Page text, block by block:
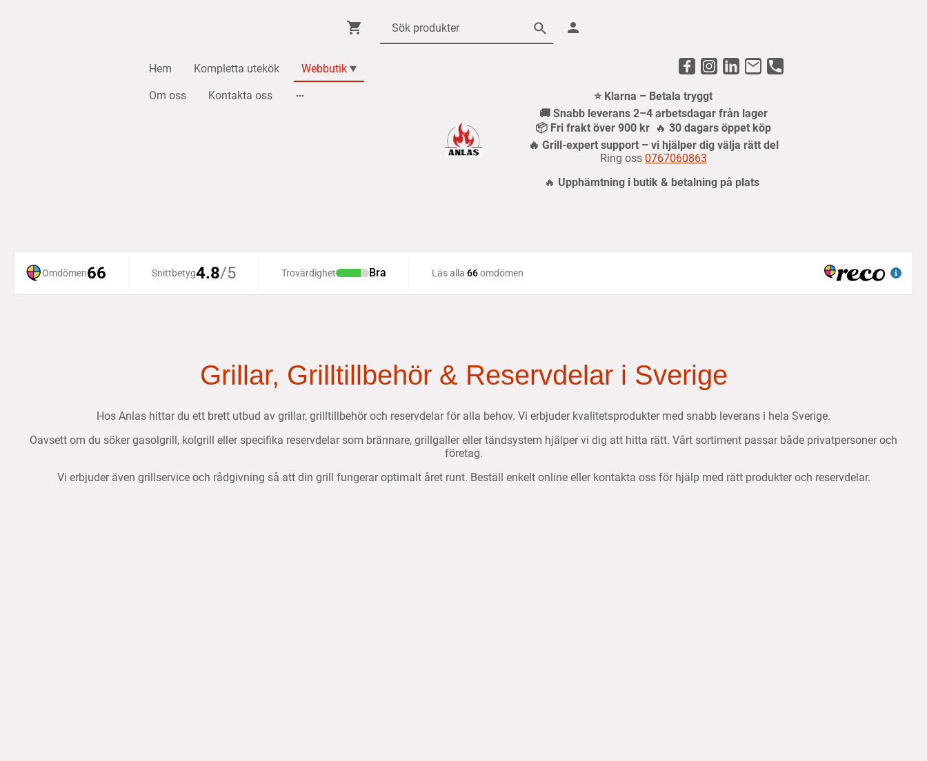
Hem Kompletta utekök Webbutik
Om oss Kontakta oss
⭐ Klarna – Betala tryggt
🚚 Snabb leverans 2–4 arbetsdagar från lager
📦 Fri frakt över 900 kr 🔥30 dagars öppet köp
🔥 Grill-expert support – vi hjälper dig välja rätt del
Ring oss 0767060863
🔥 Upphämtning i butik & betalning på plats
Grillar, Grilltillbehör & Reservdelar i Sverige
Hos Anlas hittar du ett brett utbud av grillar, grilltillbehör och reservdelar för alla behov. Vi erbjuder kvalitetsprodukter med snabb leverans i hela Sverige.
Oavsett om du söker gasolgrill, kolgrill eller specifika reservdelar som brännare, grillgaller eller tändsystem hjälper vi dig att hitta rätt. Vårt sortiment passar både privatpersoner och
företag.
Vi erbjuder även grillservice och rådgivning så att din grill fungerar optimalt året runt. Beställ enkelt online eller kontakta oss för hjälp med rätt produkter och reservdelar.